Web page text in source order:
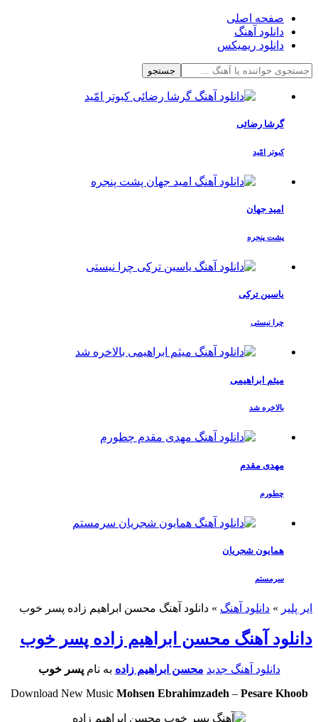
صفحه اصلی
دانلود آهنگ
دانلود ریمیکس
جستجو
گرشا رضائی
کبوتر امّید
امید جهان
پشت پنجره
یاسین ترکی
چرا نیستی
میثم ابراهیمی
بالاخره شد
مهدی مقدم
چطورم
همایون شجریان
سرمستم
ایر پلیر » دانلود آهنگ » دانلود آهنگ محسن ابراهیم زاده پسر خوب
دانلود آهنگ محسن ابراهیم زاده پسر خوب
دانلود آهنگ جدید محسن ابراهیم زاده به نامپسر خوب
Download New Music Mohsen Ebrahimzadeh– Pesare Khoob